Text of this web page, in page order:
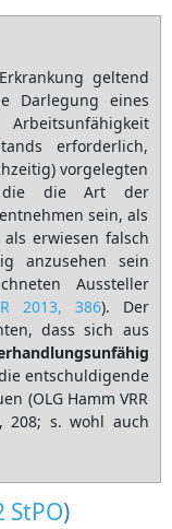
geltend
Darlegung eines
erforderlich,
vorgelegten
die die Art der
sein, als
erwiesen falsch
anzusehen sein
Aussteller
2013, 386). Der
dass sich aus
entschuldigende
(OLG Hamm VRR
208; s. wohl auch
StPO)